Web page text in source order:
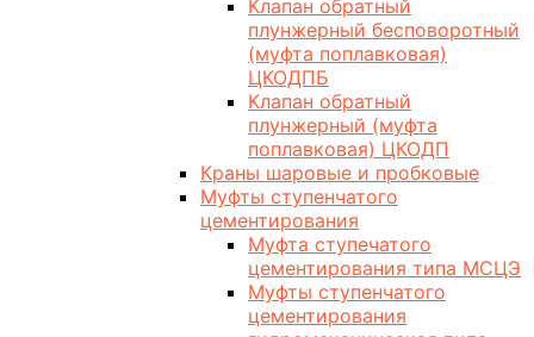
Клапан обратный
плунжерный бесповоротный
(муфта поплавковая)
ЦКОДПБ
Клапан обратный
плунжерный (муфта
поплавковая) ЦКОДП
Краны шаровые и пробковые
Муфты ступенчатого
цементирования
Муфта ступечатого
цементирования типа МСЦЭ
Муфты ступенчатого
цементирования